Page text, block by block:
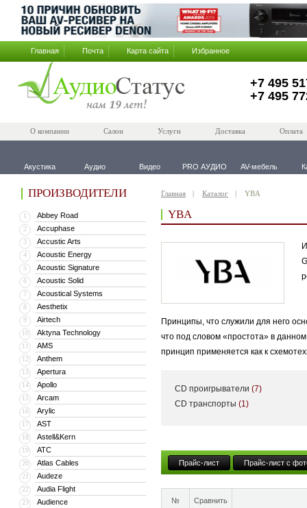
Главная Почта Карта сайта Избранное
+7 495
+7 495
О компании Салон Услуги Доставка Оплата
Акустика Аудио Видео PRO АУДИО AV-мебель
ПРОИЗВОДИТЕЛИ
1 Abbey Road
2 Accuphase
3 Accustic Arts
4 Acoustic Energy
5 Acoustic Signature
6 Acoustic Solid
7 Acoustical Systems
8 Aesthetix
9 Airtech
10 Aktyna Technology
11 AMS
12 Anthem
13 Apertura
14 Apollo
15 Arcam
16 Arylic
17 AST
18 Astell&Kern
19 ATC
20 Atlas Cables
21 Audeze
22 Audia Flight
23 Audience
Главная Каталог YBA
YBA
Принципы, что служили для него
что под словом «простота» в
принцип применяется как к
«Честно говоря, я не знаю, что
основатель компании YBA Audio.
системы — воспроизводить музыку
CD проигрыватели (7)
CD транспорты (1)
Прайс-лист Прайс-лист с
№ Сравнить